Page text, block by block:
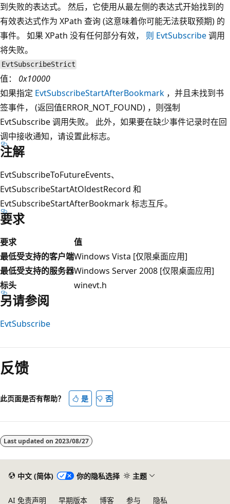
到失败的表达式。 然后，它使用从最左侧的表达式开始找到的
有效表达式作为 XPath 查询 (这意味着你可能无法获取预期) 的
事件。 如果 XPath 没有任何部分有效， 则 EvtSubscribe调用
将失败。
EvtSubscribeStrict
值： 0x10000
如果指定 EvtSubscribeStartAfterBookmark ，并且未找到书
签事件， (返回值ERROR_NOT_FOUND) ，则强制
EvtSubscribe 调用失败。 此外，如果要在缺少事件记录时在回
调中接收通知，请设置此标志。
注解
EvtSubscribeToFutureEvents、
EvtSubscribeStartAtOldestRecord 和
EvtSubscribeStartAfterBookmark 标志互斥。
要求
要求
值
最低受支持的客户端Windows Vista [仅限桌面应用]
最低受支持的服务器Windows Server 2008 [仅限桌面应用]
标头
winevt.h
另请参阅
EvtSubscribe
读
模
已
用
反馈
此页面是否有帮助？ 是 否
Last updated on 2023/08/27
中文 (简体) 你的隐私选择 主题
AI 免责声明 早期版本 博客 参与 隐私